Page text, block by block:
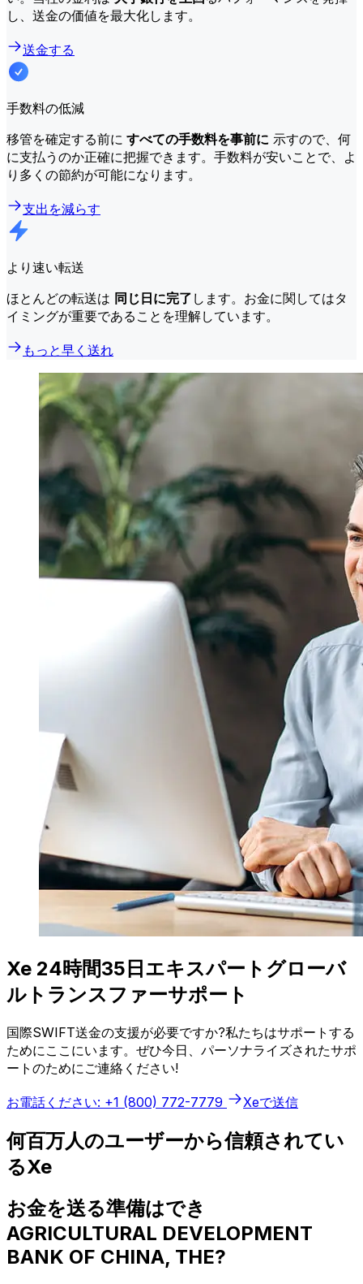
し、送金の価値を最大化します。
送金する
手数料の低減
移管を確定する前に すべての手数料を事前に 示すので、何
に支払うのか正確に把握できます。手数料が安いことで、よ
り多くの節約が可能になります。
支出を減らす
より速い転送
ほとんどの転送は 同じ日に完了 します。お金に関してはタ
イミングが重要であることを理解しています。
もっと早く送れ
Xe 24時間35日エキスパートグローバ
ルトランスファーサポート
国際SWIFT送金の支援が必要ですか?私たちはサポートする
ためにここにいます。ぜひ今日、パーソナライズされたサポ
ートのためにご連絡ください!
お電話ください: +1 (800) 772-7779 Xeで送信
何百万人のユーザーから信頼されてい
るXe
お金を送る準備はでき
AGRICULTURAL DEVELOPMENT
BANK OF CHINA, THE?